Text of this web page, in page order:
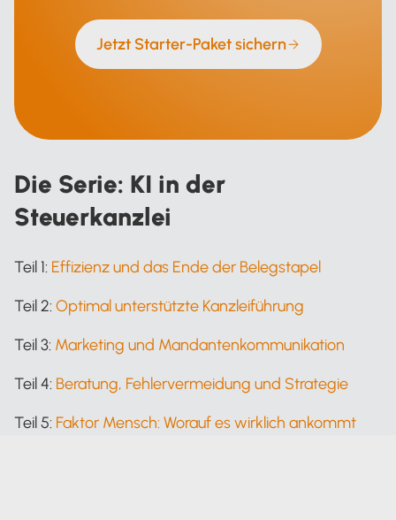
Jetzt Starter-Paket sichern
Die Serie: KI in der
Steuerkanzlei
Teil 1: Effizienz und das Ende der Belegstapel
Teil 2: Optimal unterstützte Kanzleiführung
Teil 3: Marketing und Mandantenkommunikation
Teil 4: Beratung, Fehlervermeidung und Strategie
Teil 5: Faktor Mensch: Worauf es wirklich ankommt